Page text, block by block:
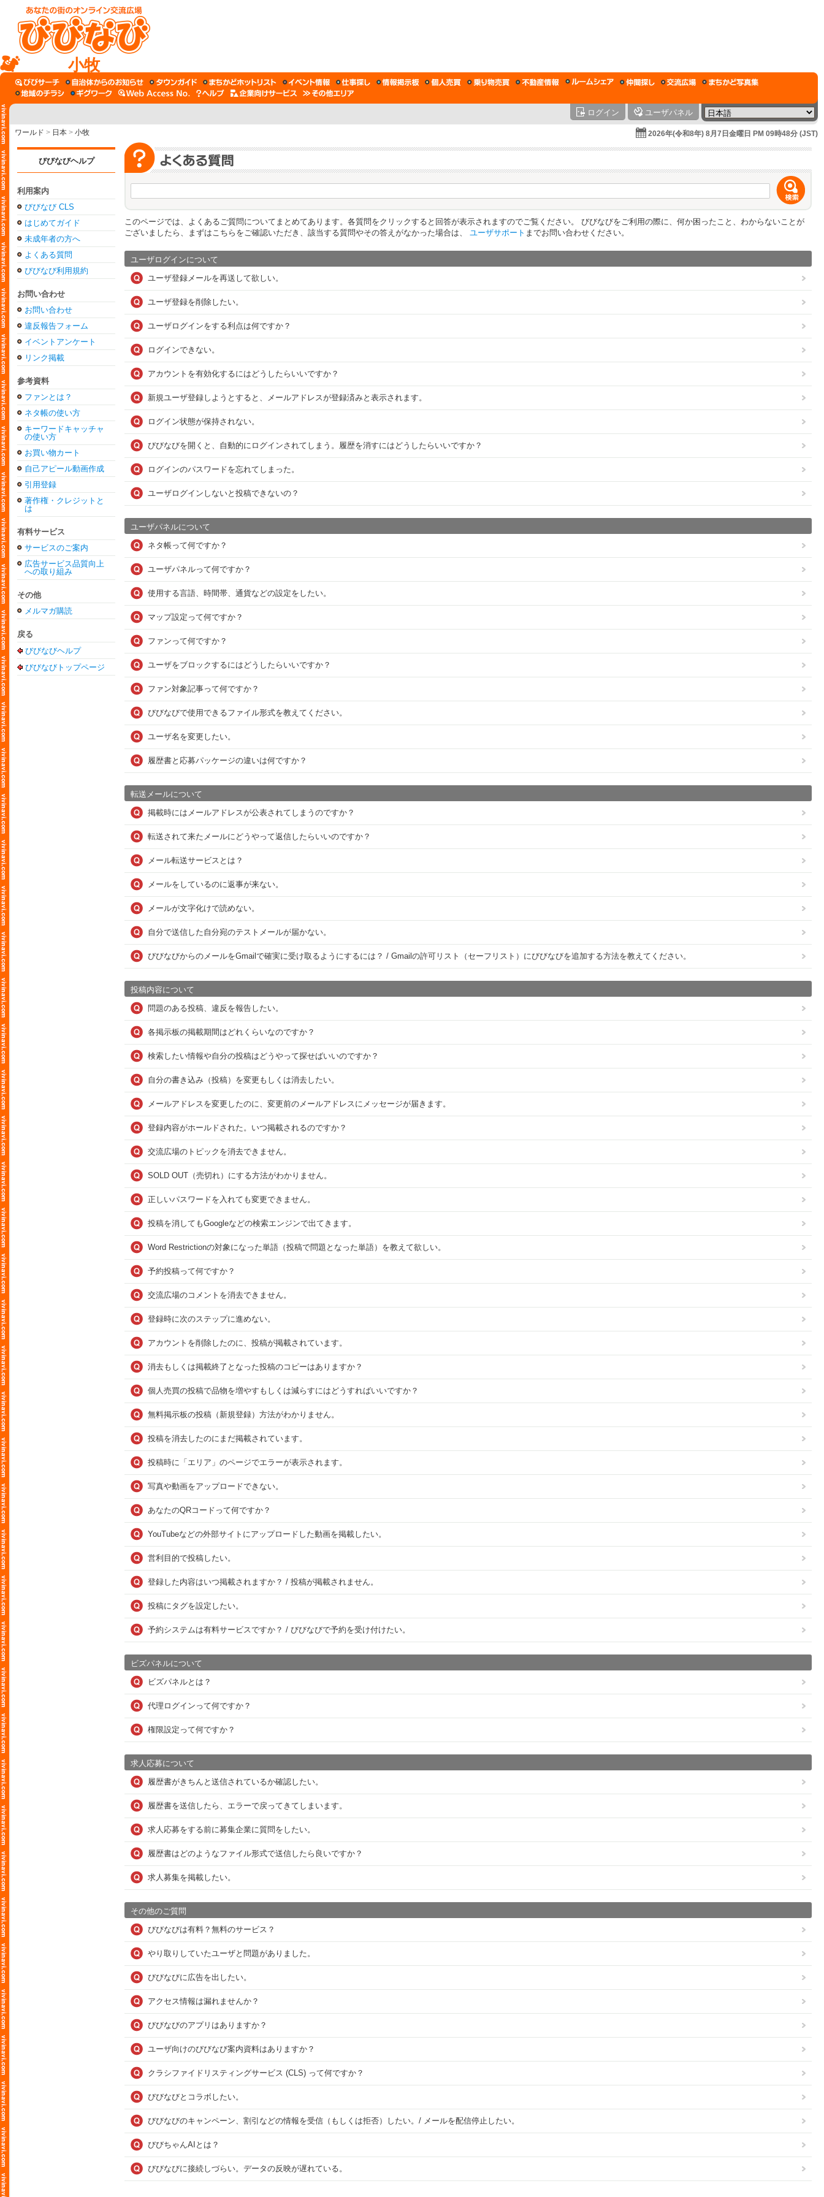
小牧
ログイン ユーザパネル
ワールド > 日本 > 小牧 2026年(令和8年) 8月7日金曜日 PM 09時48分 (JST)
びびなびヘルプ
利用案内
びびなび CLS
はじめてガイド
未成年者の方へ
よくある質問
びびなび利用規約
お問い合わせ
お問い合わせ
違反報告フォーム
イベントアンケート
リンク掲載
参考資料
ファンとは？
ネタ帳の使い方
キーワードキャッチャ
の使い方
お買い物カート
自己アピール動画作成
引用登録
著作権・クレジットと
は
有料サービス
サービスのご案内
広告サービス品質向上
への取り組み
その他
メルマガ購読
戻る
びびなびヘルプ
びびなびトップページ
このページでは、よくあるご質問についてまとめてあります。各質問をクリックすると回答が表示されますのでご覧ください。 びびなびをご利用の際に、何か困ったこと、わからないことが
ございましたら、まずはこちらをご確認いただき、該当する質問やその答えがなかった場合は、 ユーザサポート までお問い合わせください。
ユーザログインについて
ユーザ登録メールを再送して欲しい。
ユーザ登録を削除したい。
ユーザログインをする利点は何ですか？
ログインできない。
アカウントを有効化するにはどうしたらいいですか？
新規ユーザ登録しようとすると、メールアドレスが登録済みと表示されます。
ログイン状態が保持されない。
びびなびを開くと、自動的にログインされてしまう。履歴を消すにはどうしたらいいですか？
ログインのパスワードを忘れてしまった。
ユーザログインしないと投稿できないの？
ユーザパネルについて
ネタ帳って何ですか？
ユーザパネルって何ですか？
使用する言語、時間帯、通貨などの設定をしたい。
マップ設定って何ですか？
ファンって何ですか？
ユーザをブロックするにはどうしたらいいですか？
ファン対象記事って何ですか？
びびなびで使用できるファイル形式を教えてください。
ユーザ名を変更したい。
履歴書と応募パッケージの違いは何ですか？
転送メールについて
掲載時にはメールアドレスが公表されてしまうのですか？
転送されて来たメールにどうやって返信したらいいのですか？
メール転送サービスとは？
メールをしているのに返事が来ない。
メールが文字化けで読めない。
自分で送信した自分宛のテストメールが届かない。
びびなびからのメールをGmailで確実に受け取るようにするには？ / Gmailの許可リスト（セーフリスト）にびびなびを追加する方法を教えてください。
投稿内容について
問題のある投稿、違反を報告したい。
各掲示板の掲載期間はどれくらいなのですか？
検索したい情報や自分の投稿はどうやって探せばいいのですか？
自分の書き込み（投稿）を変更もしくは消去したい。
メールアドレスを変更したのに、変更前のメールアドレスにメッセージが届きます。
登録内容がホールドされた。いつ掲載されるのですか？
交流広場のトピックを消去できません。
SOLD OUT（売切れ）にする方法がわかりません。
正しいパスワードを入れても変更できません。
投稿を消してもGoogleなどの検索エンジンで出てきます。
Word Restrictionの対象になった単語（投稿で問題となった単語）を教えて欲しい。
予約投稿って何ですか？
交流広場のコメントを消去できません。
登録時に次のステップに進めない。
アカウントを削除したのに、投稿が掲載されています。
消去もしくは掲載終了となった投稿のコピーはありますか？
個人売買の投稿で品物を増やすもしくは減らすにはどうすればいいですか？
無料掲示板の投稿（新規登録）方法がわかりません。
投稿を消去したのにまだ掲載されています。
投稿時に「エリア」のページでエラーが表示されます。
写真や動画をアップロードできない。
あなたのQRコードって何ですか？
YouTubeなどの外部サイトにアップロードした動画を掲載したい。
営利目的で投稿したい。
登録した内容はいつ掲載されますか？ / 投稿が掲載されません。
投稿にタグを設定したい。
予約システムは有料サービスですか？ / びびなびで予約を受け付けたい。
ビズパネルについて
ビズパネルとは？
代理ログインって何ですか？
権限設定って何ですか？
求人応募について
履歴書がきちんと送信されているか確認したい。
履歴書を送信したら、エラーで戻ってきてしまいます。
求人応募をする前に募集企業に質問をしたい。
履歴書はどのようなファイル形式で送信したら良いですか？
求人募集を掲載したい。
その他のご質問
びびなびは有料？無料のサービス？
やり取りしていたユーザと問題がありました。
びびなびに広告を出したい。
アクセス情報は漏れませんか？
びびなびのアプリはありますか？
ユーザ向けのびびなび案内資料はありますか？
クラシファイドリスティングサービス (CLS) って何ですか？
びびなびとコラボしたい。
びびなびのキャンペーン、割引などの情報を受信（もしくは拒否）したい。/ メールを配信停止したい。
びびちゃんAIとは？
びびなびに接続しづらい。データの反映が遅れている。